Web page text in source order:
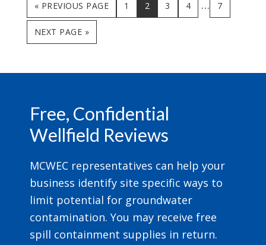
« GO
TO
PREVIOUS PAGE PAGE
1 PAGE
2 PAGE
3 PAGE
4
pages
… PAGE
7
GO
TO
NEXT PAGE »
Free, Confidential
Wellfield Reviews
MCWEC representatives can help your
business identify site specific ways to
limit potential for groundwater
contamination. You may receive free
spill containment supplies in return.